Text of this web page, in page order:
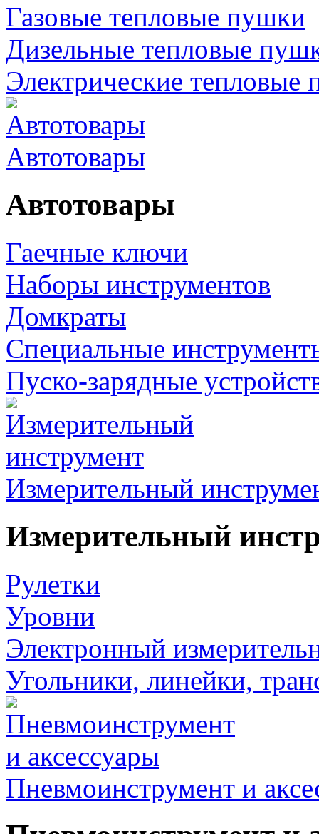
Газовые тепловые пушки
Дизельные тепловые
Электрические тепловые
Автотовары
Автотовары
Гаечные ключи
Наборы инструментов
Домкраты
Специальные
Пуско-зарядные
Измерительный
Измерительный
Рулетки
Уровни
Электронный
Угольники, линейки,
Пневмоинструмент и